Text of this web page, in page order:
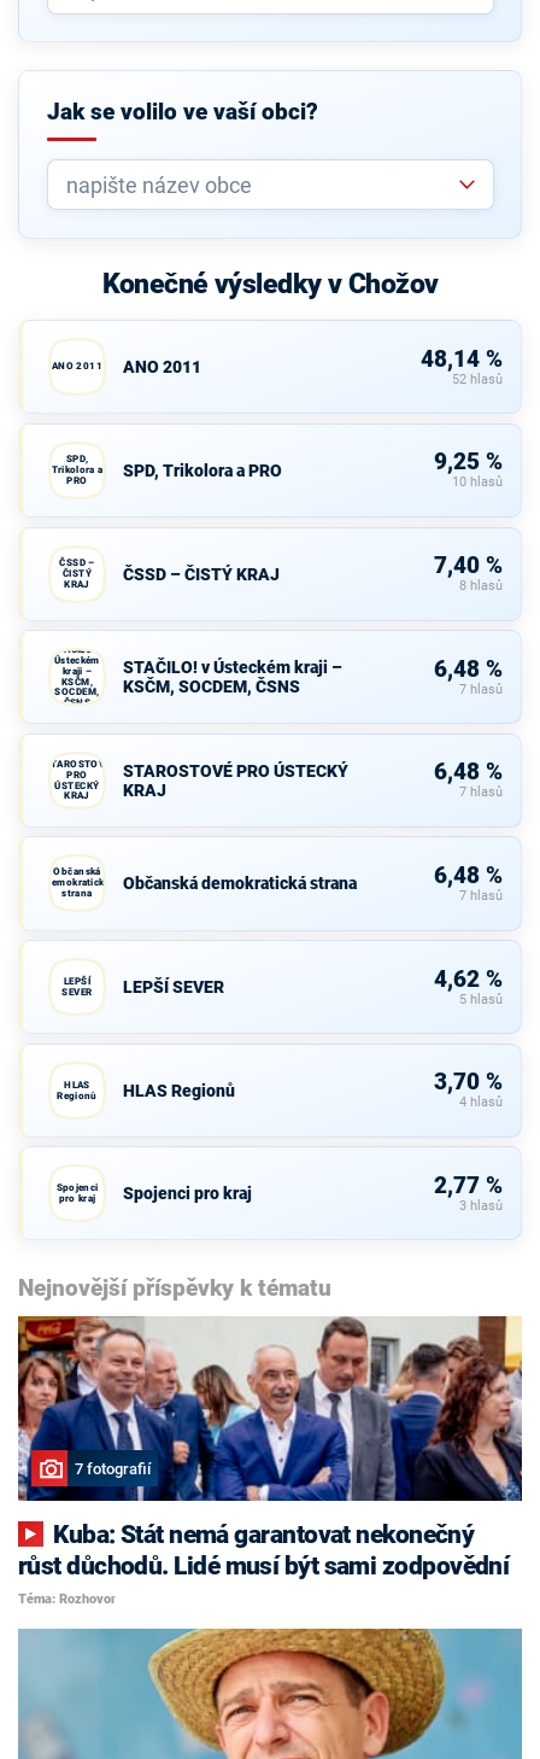
Jak se volilo ve vaší obci?
Konečné výsledky v Chožov
ANO 2011 ANO 2011 48,14 %
52 hlasů
SPD,
Trikolora a
PRO
SPD, Trikolora a PRO 9,25 %
10 hlasů
ČSSD –
ČISTÝ
KRAJ
ČSSD – ČISTÝ KRAJ 7,40 %
8 hlasů
STAČILO! v
Ústeckém
kraji –
KSČM,
SOCDEM,
ČSNS
STAČILO! v Ústeckém kraji –
KSČM, SOCDEM, ČSNS
6,48 %
7 hlasů
STAROSTOVÉ
PRO
ÚSTECKÝ
KRAJ
STAROSTOVÉ PRO ÚSTECKÝ
KRAJ
6,48 %
7 hlasů
Občanská
demokratická
strana
Občanská demokratická strana 6,48 %
7 hlasů
LEPŠÍ
SEVER
LEPŠÍ SEVER 4,62 %
5 hlasů
HLAS
Regionů
HLAS Regionů 3,70 %
4 hlasů
Spojenci
pro kraj
Spojenci pro kraj 2,77 %
3 hlasů
Nejnovější příspěvky k tématu
7 fotografií
růst důchodů. Lidé musí být sami zodpovědní
Téma: Rozhovor